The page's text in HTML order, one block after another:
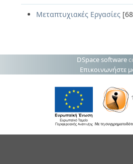
Μεταπτυχιακές Εργασίες
DSpace software
Επικοινωνήστε